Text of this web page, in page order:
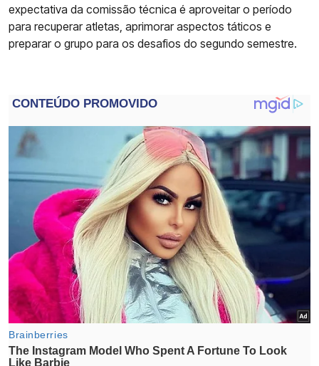
expectativa da comissão técnica é aproveitar o período
para recuperar atletas, aprimorar aspectos táticos e
preparar o grupo para os desafios do segundo semestre.